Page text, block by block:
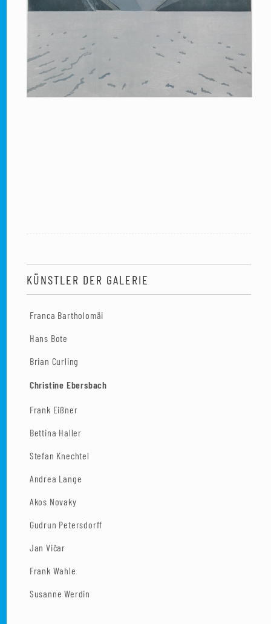
KÜNSTLER DER GALERIE
Franca Bartholomäi
Hans Bote
Brian Curling
Christine Ebersbach
Frank Eißner
Bettina Haller
Stefan Knechtel
Andrea Lange
Akos Novaky
Gudrun Petersdorff
Jan Vičar
Frank Wahle
Susanne Werdin